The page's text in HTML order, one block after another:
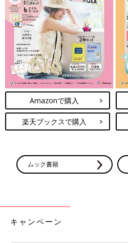
Amazonで購入
楽天ブックスで購入
ムック書籍
キャンペーン